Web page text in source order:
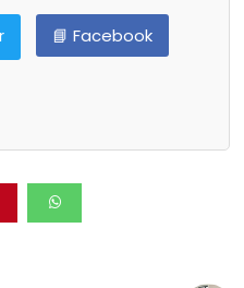
📘 Facebook